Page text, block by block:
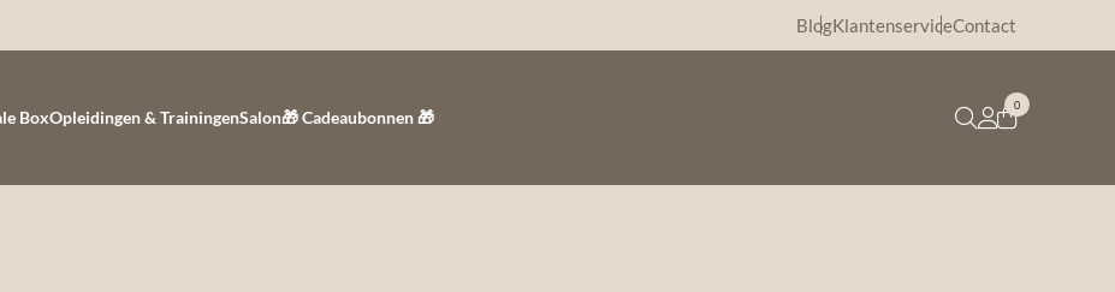
BlogKlantenserviceContact
BoxOpleidingen & TrainingenSalon🎁 Cadeaubonnen 🎁
0